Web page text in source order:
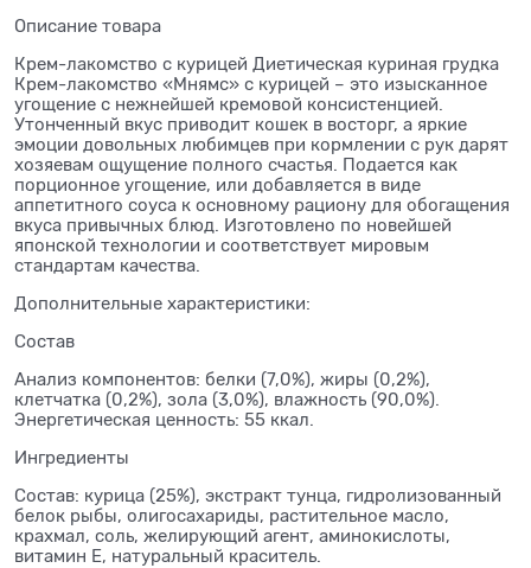
Описание товара
Крем-лакомство с курицей Диетическая куриная грудка
Крем-лакомство «Мнямс» с курицей – это изысканное
угощение с нежнейшей кремовой консистенцией.
Утонченный вкус приводит кошек в восторг, а яркие
эмоции довольных любимцев при кормлении с рук дарят
хозяевам ощущение полного счастья. Подается как
порционное угощение, или добавляется в виде
аппетитного соуса к основному рациону для обогащения
вкуса привычных блюд. Изготовлено по новейшей
японской технологии и соответствует мировым
стандартам качества.
Дополнительные характеристики:
Состав
Анализ компонентов: белки (7,0%), жиры (0,2%),
клетчатка (0,2%), зола (3,0%), влажность (90,0%).
Энергетическая ценность: 55 ккал.
Ингредиенты
Состав: курица (25%), экстракт тунца, гидролизованный
белок рыбы, олигосахариды, растительное масло,
крахмал, соль, желирующий агент, аминокислоты,
витамин Е, натуральный краситель.